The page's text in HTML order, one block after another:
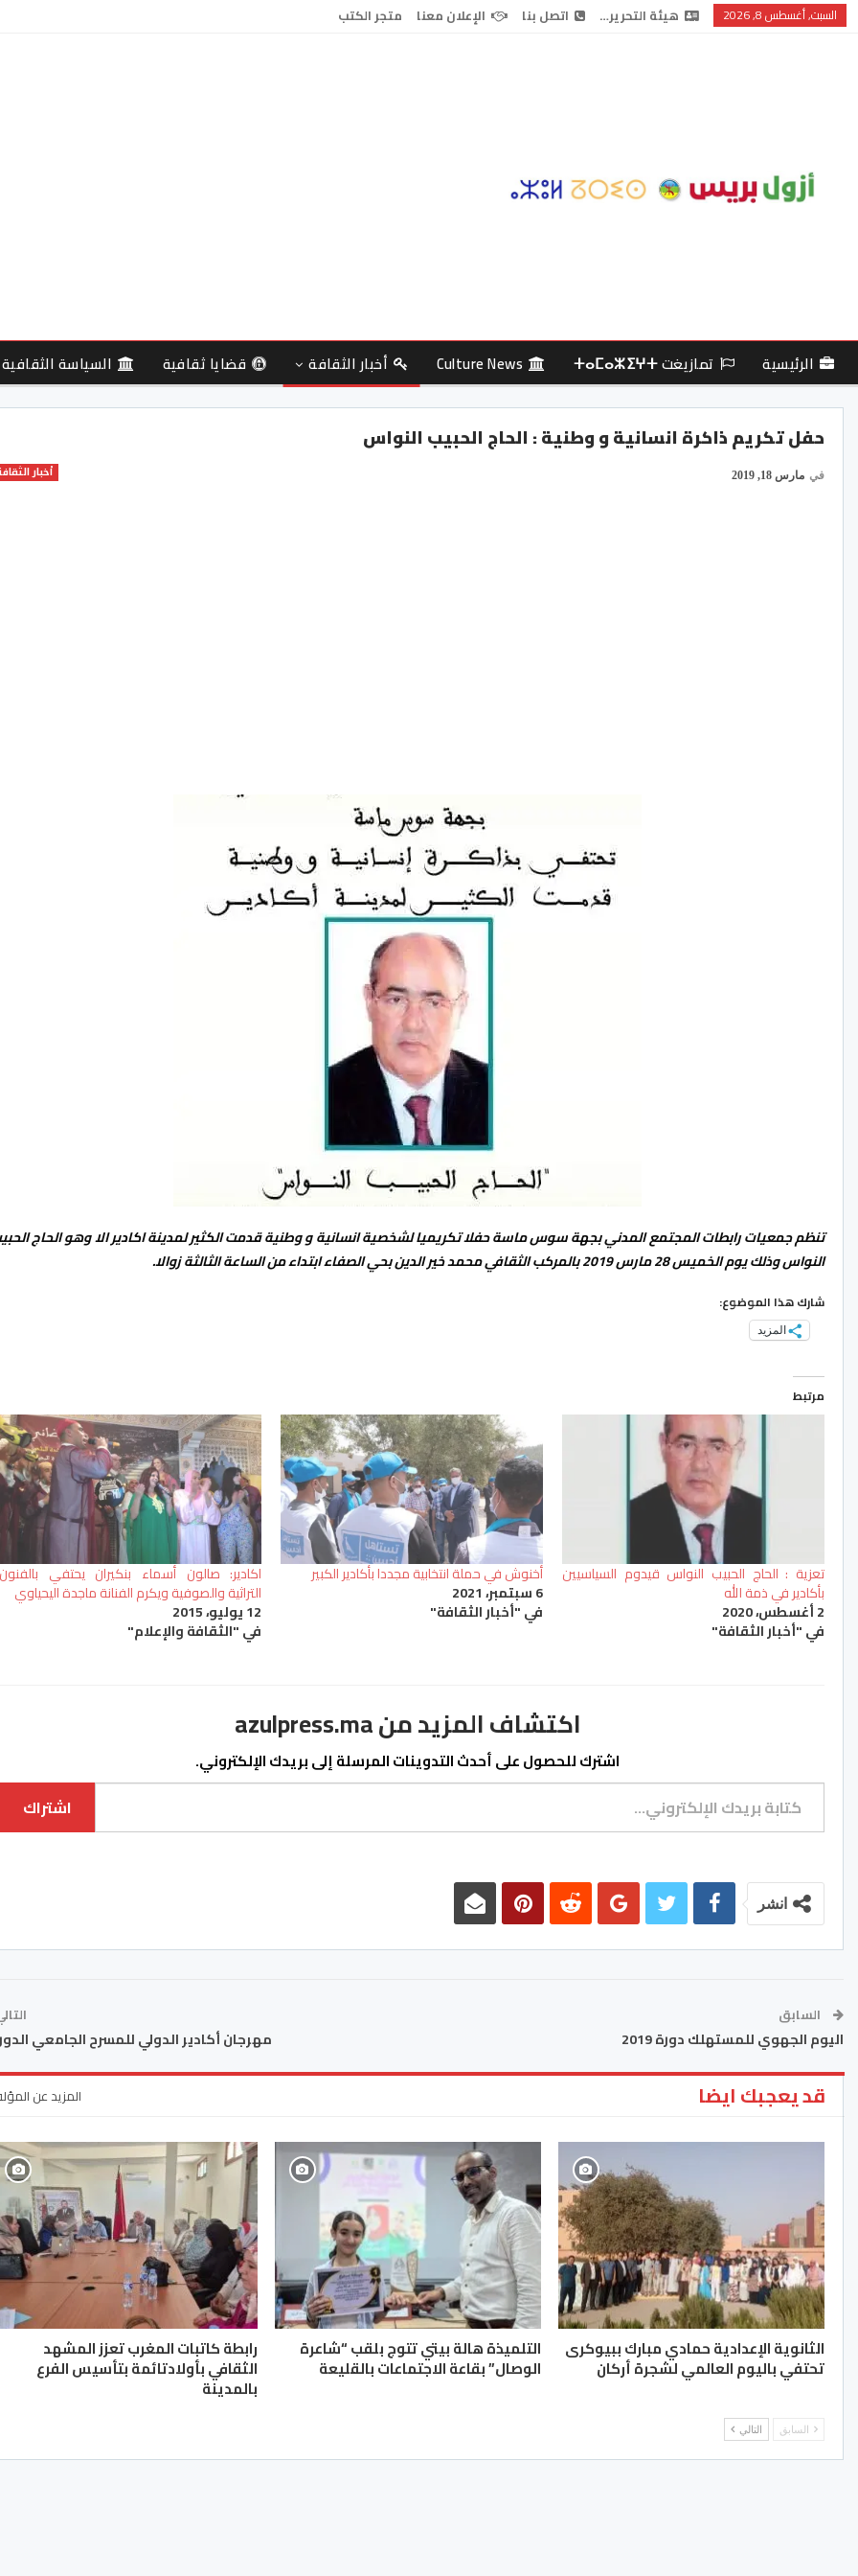
السبت, أغسطس 8, 2026 هيئة التحرير… اتصل بنا الإعلان معنا متجر الكتب
الرئيسية تمازيغت ⵜⴰⵎⴰⵣⵉⵖⵜ Culture News أخبار الثقافة قضايا ثقافية السياسة الثقافية
حفل تكريم ذاكرة انسانية و وطنية : الحاج الحبيب النواس
أخبار في مارس 18, 2019
تنظم جمعيات رابطات المجتمع المدني بجهة سوس ماسة حفلا تكريميا لشخصية انسانية و وطنية قدمت الكثير لمدينة اكادير الا وهو الحاج
النواس وذلك يوم الخميس 28 مارس 2019 بالمركب الثقافي محمد خير الدين بحي الصفاء ابتداء من الساعة الثالثة زوالا.
شارك هذا الموضوع:
المزيد
مرتبط
تعزية : الحاج الحبيب النواس قيدوم السياسيين
بأكادير في ذمة الله
2 أغسطس، 2020
في "أخبار الثقافة"
أخنوش في حملة انتخابية مجددا بأكادير الكبير
6 سبتمبر، 2021
في "أخبار الثقافة"
اكادير: صالون أسماء بنكيران يحتفي بالفنون
التراثية والصوفية ويكرم الفنانة ماجدة اليحياوي
12 يوليو، 2015
في "الثقافة والإعلام"
اكتشاف المزيد من azulpress.ma
اشترك للحصول على أحدث التدوينات المرسلة إلى بريدك الإلكتروني.
كتابة بريدك الإلكتروني...
اشتراك
انشر
السابق
اليوم الجهوي للمستهلك دورة 2019 مهرجان أكادير الدولي للمسرح الجامعي
قد يعجبك ايضا المزيد عن
الثانوية الإعدادية حمادي مبارك ببيوكرى
تحتفي باليوم العالمي لشجرة أركان
التلميذة هالة بيتي تتوج بلقب “شاعرة
الوصال” بقاعة الاجتماعات بالقليعة
رابطة كاتبات المغرب تعزز المشهد
الثقافي بأولادتائمة بتأسيس الفرع
بالمدينة
السابق التالي